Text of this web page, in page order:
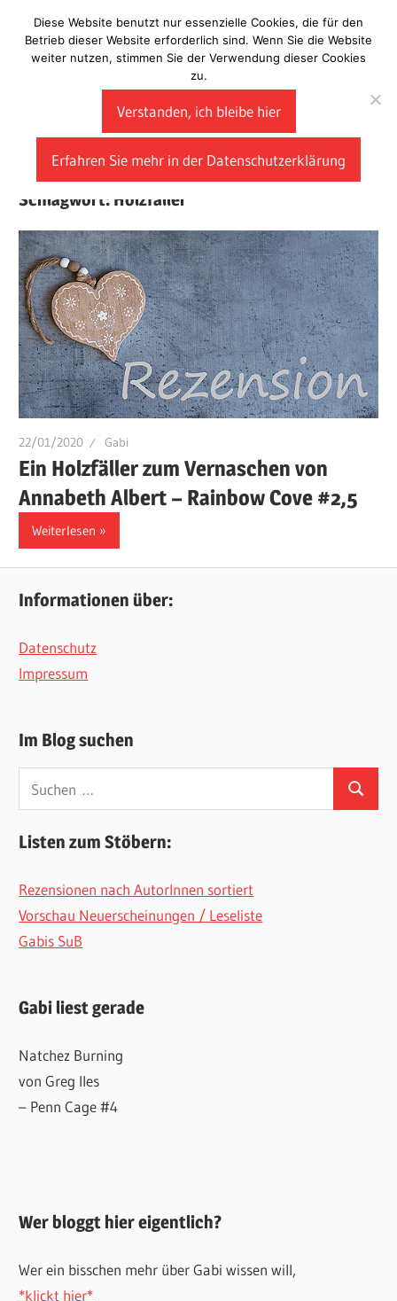
Inhalt
springen
Laberladen
Schlagwort: Holzfäller
22/01/2020 Gabi
Ein Holzfäller zum Vernaschen von
Annabeth Albert – Rainbow Cove #2,5
Weiterlesen
Informationen über:
Datenschutz
Impressum
Im Blog suchen
nach:
Suchen
Listen zum Stöbern:
Rezensionen nach AutorInnen sortiert
Vorschau Neuerscheinungen / Leseliste
Gabis SuB
Gabi liest gerade
Natchez Burning
von Greg Iles
– Penn Cage #4
Wer bloggt hier eigentlich?
Wer ein bisschen mehr über Gabi wissen will,
*klickt hier*
Diese Website benutzt nur essenzielle Cookies, die für den
Betrieb dieser Website erforderlich sind. Wenn Sie die Website
weiter nutzen, stimmen Sie der Verwendung dieser Cookies
zu.
Verstanden, ich bleibe hier
Erfahren Sie mehr in der Datenschutzerklärung